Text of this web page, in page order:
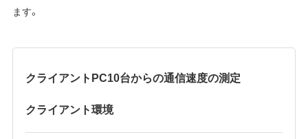
ます。
クライアントPC10台からの通信速度の測定
クライアント環境